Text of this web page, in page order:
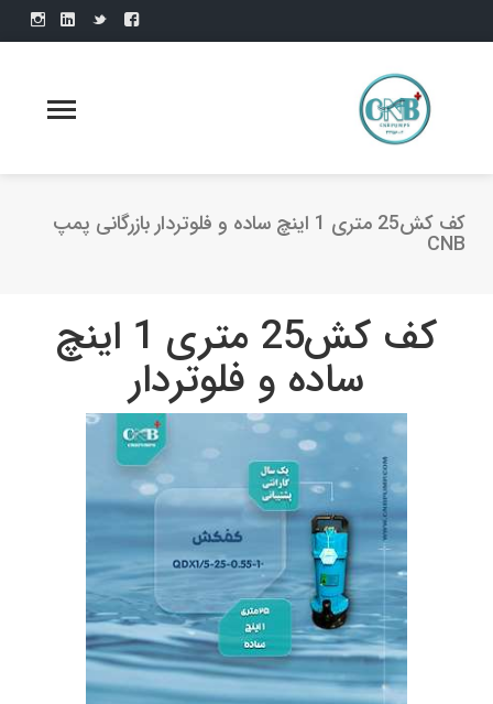
کف کش25 متری 1 اینچ ساده و فلوتردار بازرگانی پمپ
CNB
کف کش25 متری 1 اینچ
ساده و فلوتردار